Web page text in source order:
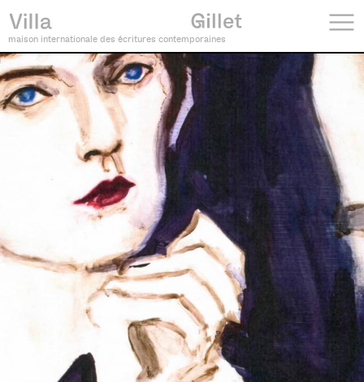
maison internationale des écritures contemporaines